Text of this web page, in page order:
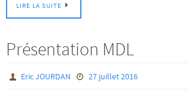
LIRE LA SUITE
Présentation MDL
Eric JOURDAN 27 juillet 2016